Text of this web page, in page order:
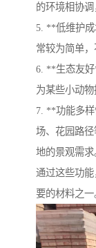
的环境相协调
5. **低维护
常较为简单，
6. **生态友好
为某些小动物
7. **功能多
场、花园路
地的景观需求
通过这些功
要的材料之一